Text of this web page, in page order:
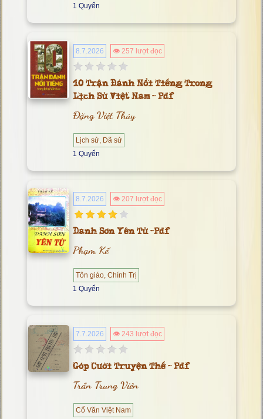
1 Quyển
8.7.2026 👁 257 lượt đọc
10 Trận Đánh Nổi Tiếng Trong
Lịch Sử Việt Nam - Pdf
Đặng Việt Thủy
Lịch sử, Dã sử
1 Quyển
8.7.2026 👁 207 lượt đọc
Danh Sơn Yên Tử -pdf
Phạm Kế
Tôn giáo, Chính Trị
1 Quyển
7.7.2026 👁 243 lượt đọc
Góp Cười Truyện Thế - Pdf
Trần Trung Viên
Cổ Văn Việt Nam